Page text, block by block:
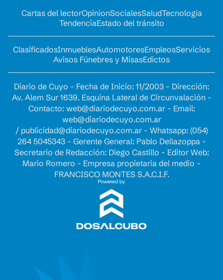
Cartas del lectorOpinionSocialesSaludTecnología
TendenciaEstado del tránsito
ClasificadosInmueblesAutomotoresEmpleosServicios
Avisos Fúnebres y MisasEdictos
Diario de Cuyo - Fecha de Inicio: 11/2003 - Dirección:
Av. Alem Sur 1639. Esquina Lateral de Circunvalación -
Contacto: web@diariodecuyo.com.ar- Email:
web@diariodecuyo.com.ar
/ publicidad@diariodecuyo.com.ar- Whatsapp: (054)
264 5045343 - Gerente General: Pablo Dellazoppa -
Secretario de Redacción: Diego Castillo - Editor Web:
Mario Romero - Empresa propietaria del medio -
FRANCISCO MONTES S.A.C.I.F.